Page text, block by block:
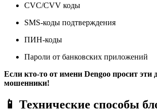
CVC/CVV коды
SMS-коды подтверждения
ПИН-коды
Пароли от банковских приложений
Если кто-то от имени Dengoo просит эти
мошенники!
📱 Технические способы